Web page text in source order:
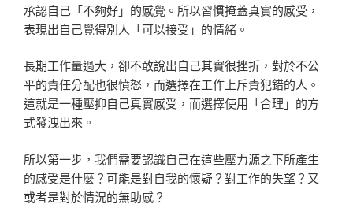
承認自己「不夠好」的感覺。所以習慣掩蓋真實的感受，
表現出自己覺得別人「可以接受」的情緒。
長期工作量過大，卻不敢說出自己其實很挫折，對於不公
平的責任分配也很憤怒，而選擇在工作上斥責犯錯的人。
這就是一種壓抑自己真實感受，而選擇使用「合理」的方
式發洩出來。
所以第一步，我們需要認識自己在這些壓力源之下所產生
的感受是什麼？可能是對自我的懷疑？對工作的失望？又
或者是對於情況的無助感？